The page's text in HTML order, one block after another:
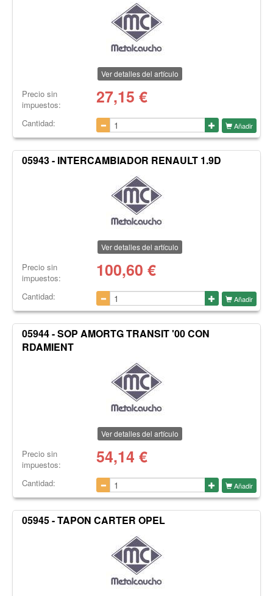
Ver detalles del artículo
Precio sin
impuestos:
27,15 €
Cantidad: Añadir
05943 - INTERCAMBIADOR RENAULT 1.9D
Ver detalles del artículo
Precio sin
impuestos:
100,60 €
Cantidad: Añadir
05944 - SOP AMORTG TRANSIT '00 CON
RDAMIENT
Ver detalles del artículo
Precio sin
impuestos:
54,14 €
Cantidad: Añadir
05945 - TAPON CARTER OPEL